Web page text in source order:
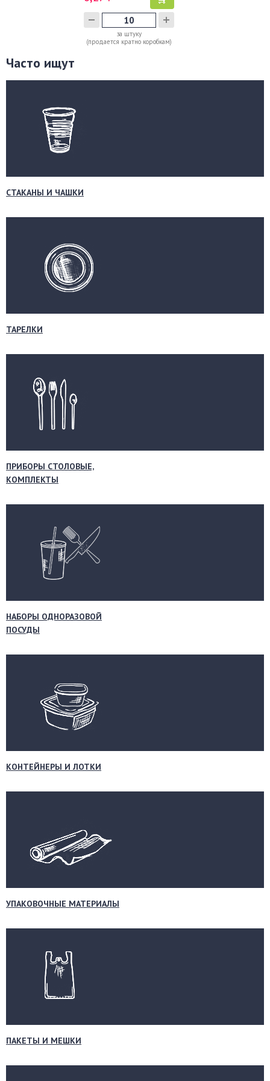
за штуку
(продается кратно коробкам)
Часто ищут
СТАКАНЫ И ЧАШКИ
ТАРЕЛКИ
ПРИБОРЫ СТОЛОВЫЕ,
КОМПЛЕКТЫ
НАБОРЫ ОДНОРАЗОВОЙ
ПОСУДЫ
КОНТЕЙНЕРЫ И ЛОТКИ
УПАКОВОЧНЫЕ МАТЕРИАЛЫ
ПАКЕТЫ И МЕШКИ